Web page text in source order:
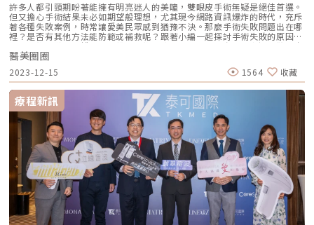
許多人都引頸期盼著能擁有明亮迷人的美瞳，雙眼皮手術無疑是絕佳首選。
但又擔心手術結果未必如期望般理想，尤其現今網路資訊爆炸的時代，充斥
著各種失敗案例，時常讓愛美民眾感到猶豫不決。那麼手術失敗問題出在哪
裡？是否有其他方法能防範或補救呢？跟著小編一起探討手術失敗的原因，
以及術後未做好的護理可能帶來的後遺症。同時，也分享當不幸遇到雙眼皮
手術失敗時，應該如何採取補救措施。探討雙眼皮手術失敗的根本原因•
雙眼皮不對稱在康復期間雙眼皮因腫脹的狀態，會導致雙眼皮看似不夠對
稱。通常會在腫脹減緩後得到解決，但仍有部分患者會感到不對稱。主要原
因是每個人的眉眼位置先天就存在差異，而且並不是每個人都呈現完美對
稱。即便在手術過程，醫師盡力將褶皺達到對稱，但最終還是會呈現些微差
異。• 過多的雙眼皮褶皺呈現多層雙眼皮的主因通常與縫合過程有關，由
於縫合時未能完整固定縫線或形成沾黏，因此形成兩條或者多條雙眼皮線。
為了預防此情況發生，醫師在手術中完整縫合成為非常重要的關鍵。• 雙
眼皮未形成而消失縫線鬆落是手術失敗其中之一，主要是手術過程縫合時不
牢固或是外力使縫線鬆落，造成雙眼皮無法形成並出現鬆落垂落的現象。建
議手術後應避免激烈運動及觸碰傷口，以降低縫線鬆落的風險。• 雙眼皮
過寬或過於狹窄醫師在術前與患者建議理想的雙眼皮褶痕，但還是有機會發
生褶痕研判失誤的風險，使雙眼皮術後成效不如預期。為避免失誤情形發
生，應在術前充分溝通，尋找臨床經驗豐富的醫師進行手術。• 雙眼皮褶
皺太短通常發生這種情況可能是眼頭或是眼尾的脂肪太多，以及縫線時不牢
固，建議強化縫線或取掉過多的脂肪來解決。忽視傷口護理，可能引發的術
後問題• 術後感染術後的初期前幾天，傷口容易會有滲血或是出現組織液
的情況，因此適時的清潔絕對不容忽視。如果未確實清潔，會引起細菌繁殖
醫美圈圈
2023-12-15 1564 收藏
療程新訊